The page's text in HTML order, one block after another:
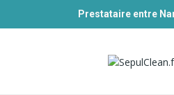
Prestataire entre